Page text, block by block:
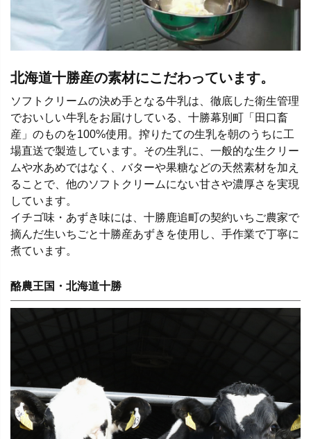
北海道十勝産の素材にこだわっています。
ソフトクリームの決め手となる牛乳は、徹底した衛生管理
でおいしい牛乳をお届けしている、十勝幕別町「田口畜
産」のものを100%使用。搾りたての生乳を朝のうちに工
場直送で製造しています。その生乳に、一般的な生クリー
ムや水あめではなく、バターや果糖などの天然素材を加え
ることで、他のソフトクリームにない甘さや濃厚さを実現
しています。
イチゴ味・あずき味には、十勝鹿追町の契約いちご農家で
摘んだ生いちごと十勝産あずきを使用し、手作業で丁寧に
煮ています。
酪農王国・北海道十勝